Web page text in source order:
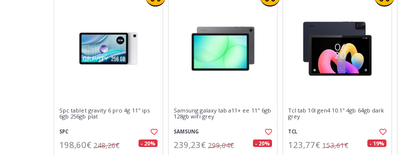
Spc tablet gravity 6 pro 4g 11" ips
6gb 256gb plat
SPC
198,60€ 248,26€ - 20%
Samsung galaxy tab a11+ ee 11" 6gb
128gb wifi grey
SAMSUNG
239,23€ 299,04€ - 20%
Tcl tab 10l gen4 10.1" 4gb 64gb dark
grey
TCL
123,77€ 153,61€ - 19%